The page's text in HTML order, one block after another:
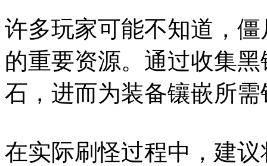
许多玩家可能不知道，
的重要资源。通过收集
石，进而为装备镶嵌所需
在实际刷怪过程中，建